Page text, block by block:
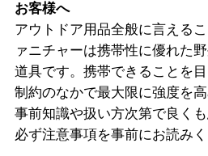
お客様へ
アウトドア用品全般に言える
ァニチャーは携帯性に優れた
道具です。携帯できることを
制約のなかで最大限に強度を高
事前知識や扱い方次第で良く
必ず注意事項を事前にお読みく